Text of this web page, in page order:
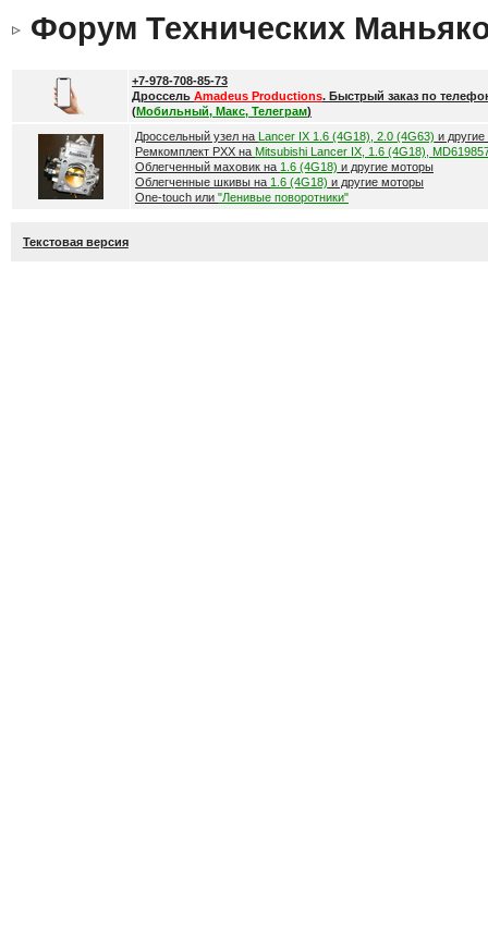
Форум Технических
+7-978-708-85-73
Дроссель Amadeus Productions. Быстрый заказ по
(Мобильный, Макс, Телеграм)
Дроссельный узел на Lancer IX 1.6 (4G18), 2.0 (4G63) и
Ремкомплект РХХ на Mitsubishi Lancer IX, 1.6 (4G18),
Облегченный маховик на 1.6 (4G18) и другие моторы
Облегченные шкивы на 1.6 (4G18) и другие моторы
One-touch или "Ленивые поворотники"
Текстовая версия